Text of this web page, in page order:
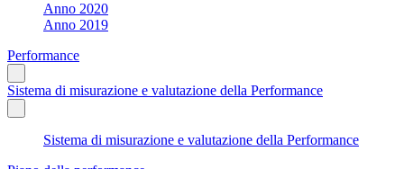
Anno 2020
Anno 2019
Performance
Sistema di misurazione e valutazione della Performance
Sistema di misurazione e valutazione della Performance